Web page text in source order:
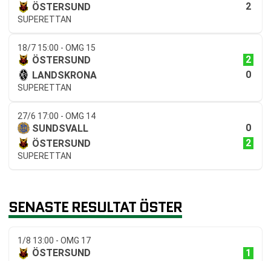
ÖSTERSUND
2
SUPERETTAN
18/7 15:00 - OMG 15
ÖSTERSUND
2
LANDSKRONA
0
SUPERETTAN
27/6 17:00 - OMG 14
SUNDSVALL
0
ÖSTERSUND
2
SUPERETTAN
SENASTE RESULTAT ÖSTER
1/8 13:00 - OMG 17
ÖSTERSUND
1